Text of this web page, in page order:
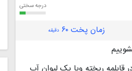
درجه سختی
زمان پخت ۶۰ دقیقه